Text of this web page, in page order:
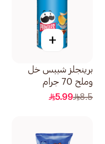
+
برينجلز شيبس خل
وملح 70 جرام
8.5
5.99